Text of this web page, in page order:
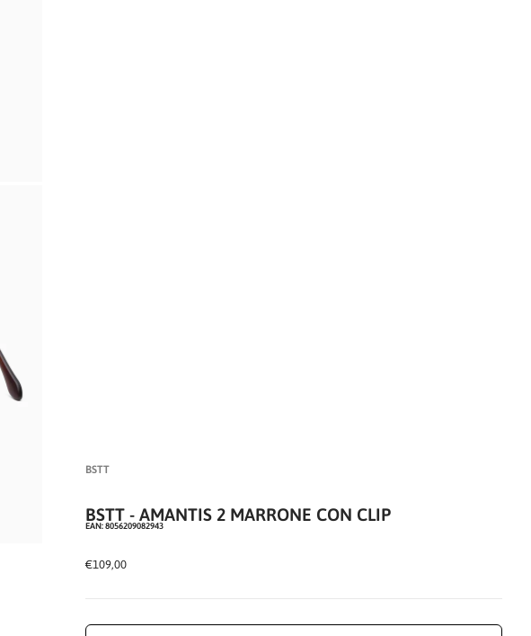
BSTT
BSTT - AMANTIS 2 MARRONE CON CLIP
EAN: 8056209082943
PREZZO SCONTATO
€109,00